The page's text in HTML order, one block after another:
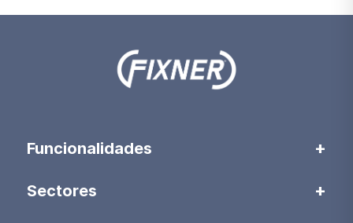
Funcionalidades
Sectores